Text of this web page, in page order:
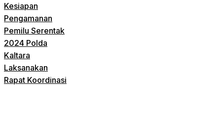
Kesiapan
Pengamanan
Pemilu Serentak
2024 Polda
Kaltara
Laksanakan
Rapat Koordinasi